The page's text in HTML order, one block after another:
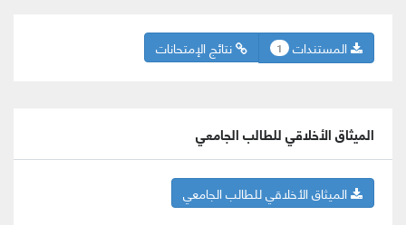
نتائج الإمتحانات المستندات 1
الميثاق الأخلاقي للطالب الجامعي
الميثاق الأخلاقي للطالب الجامعي